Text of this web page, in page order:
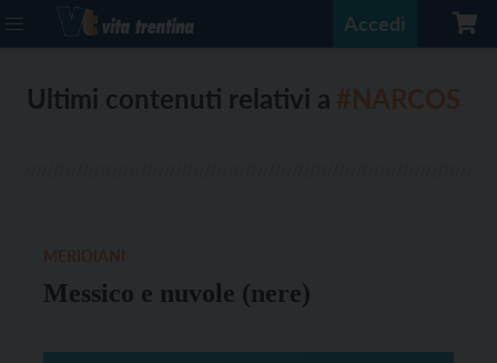
Accedi
Ultimi contenuti relativi a
Messico e nuvole (nere)